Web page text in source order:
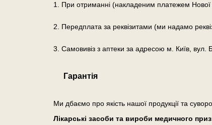
1. При отриманні (накладеним платежем
2. Передплата за реквізитами (ми надамо
3. Самовивіз з аптеки за адресою м. Київ, вул.
Гарантія
Ми дбаємо про якість нашої продукції та
Лікарські засоби та вироби медичного